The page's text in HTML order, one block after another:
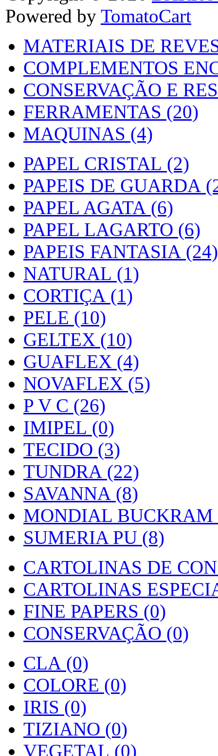
Powered by TomatoCart
MATERIAIS DE
COMPLEMENTOS
CONSERVAÇÃO E
FERRAMENTAS (20)
MAQUINAS (4)
PAPEL CRISTAL (2)
PAPEIS DE GUARDA
PAPEL AGATA (6)
PAPEL LAGARTO (6)
PAPEIS FANTASIA (24)
NATURAL (1)
CORTIÇA (1)
PELE (10)
GELTEX (10)
GUAFLEX (4)
NOVAFLEX (5)
P V C (26)
IMIPEL (0)
TECIDO (3)
TUNDRA (22)
SAVANNA (8)
MONDIAL BUCKRAM
SUMERIA PU (8)
CARTOLINAS DE
CARTOLINAS
FINE PAPERS (0)
CONSERVAÇÃO (0)
CLA (0)
COLORE (0)
IRIS (0)
TIZIANO (0)
VEGETAL (0)